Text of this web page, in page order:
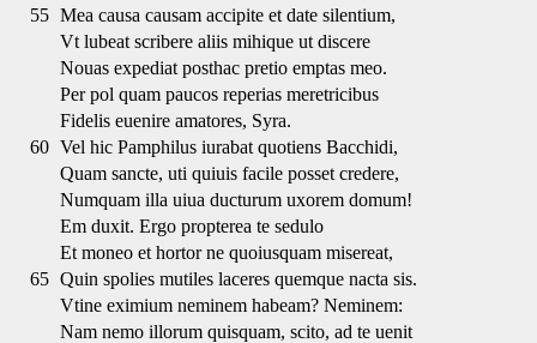
55 Mea causa causam accipite et date silentium,
Vt lubeat scribere aliis mihique ut discere
Nouas expediat posthac pretio emptas meo.
Per pol quam paucos reperias meretricibus
Fidelis euenire amatores, Syra.
60 Vel hic Pamphilus iurabat quotiens Bacchidi,
Quam sancte, uti quiuis facile posset credere,
Numquam illa uiua ducturum uxorem domum!
Em duxit. Ergo propterea te sedulo
Et moneo et hortor ne quoiusquam misereat,
65 Quin spolies mutiles laceres quemque nacta sis.
Vtine eximium neminem habeam? Neminem:
Nam nemo illorum quisquam, scito, ad te uenit